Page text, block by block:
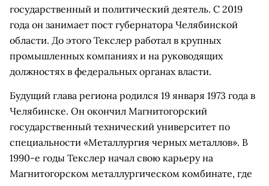
государственный и политический деятель. С 2019
года он занимает пост губернатора Челябинской
области. До этого Текслер работал в крупных
промышленных компаниях и на руководящих
должностях в федеральных органах власти.
Будущий глава региона родился 19 января 1973 года в
Челябинске. Он окончил Магнитогорский
государственный технический университет по
специальности «Металлургия черных металлов». В
1990-е годы Текслер начал свою карьеру на
Магнитогорском металлургическом комбинате, где